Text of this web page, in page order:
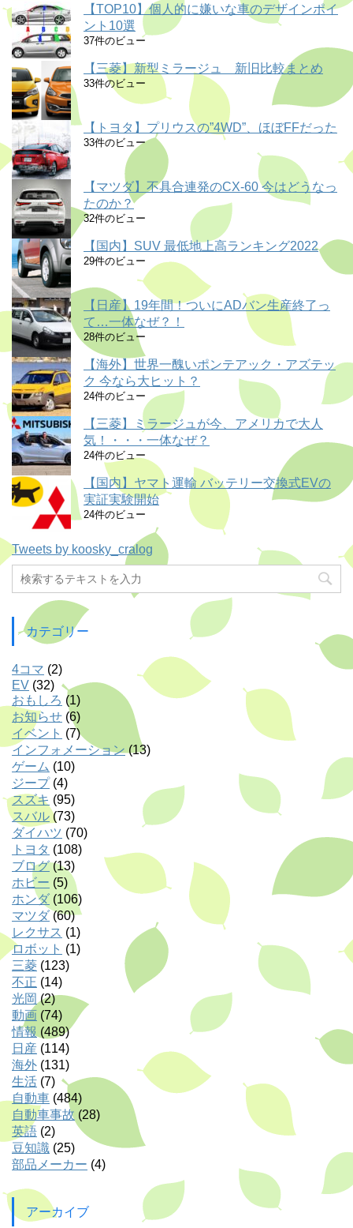
【TOP10】個人的に嫌いな車のデザインポイ
ント10選
37件のビュー
【三菱】新型ミラージュ 新旧比較まとめ
33件のビュー
【トヨタ】プリウスの”4WD”、ほぼFFだった
33件のビュー
【マツダ】不具合連発のCX-60 今はどうなっ
たのか？
32件のビュー
【国内】SUV 最低地上高ランキング2022
29件のビュー
【日産】19年間！ついにADバン生産終了っ
て…一体なぜ？！
28件のビュー
【海外】世界一醜いポンテアック・アズテッ
ク 今なら大ヒット？
24件のビュー
【三菱】ミラージュが今、アメリカで大人
気！・・・一体なぜ？
24件のビュー
【国内】ヤマト運輸 バッテリー交換式EVの
実証実験開始
24件のビュー
Tweets by koosky_cralog
カテゴリー
4コマ (2)
EV (32)
おもしろ (1)
お知らせ (6)
イベント (7)
インフォメーション(13)
ゲーム (10)
ジープ(4)
スズキ (95)
スバル (73)
ダイハツ (70)
トヨタ (108)
ブログ(13)
ホビー (5)
ホンダ (106)
マツダ (60)
レクサス (1)
ロボット (1)
三菱 (123)
不正 (14)
光岡 (2)
動画 (74)
情報 (489)
日産 (114)
海外 (131)
生活 (7)
自動車 (484)
自動車事故 (28)
英語 (2)
豆知識 (25)
部品メーカー (4)
アーカイブ